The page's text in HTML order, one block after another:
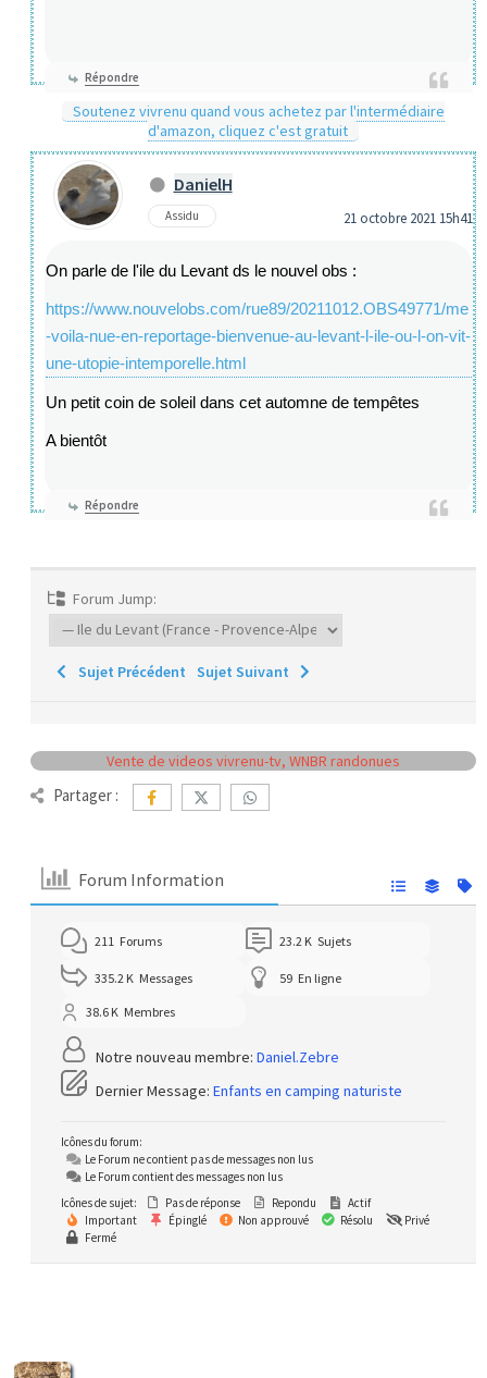
Répondre
Soutenez vivrenu quand vous achetez par l'intermédiaire
d'amazon, cliquez c'est gratuit
DanielH
Assidu 21 octobre 2021 15h41
On parle de l'ile du Levant ds le nouvel obs :
https://www.nouvelobs.com/rue89/20211012.OBS49771/me
-voila-nue-en-reportage-bienvenue-au-levant-l-ile-ou-l-on-vit-
une-utopie-intemporelle.html
Un petit coin de soleil dans cet automne de tempêtes
A bientôt
Répondre
Forum Jump:
Sujet Précédent Sujet Suivant
Vente de videos vivrenu-tv, WNBR randonues
Partager :
Forum Information
211 Forums 23.2 K Sujets
335.2 K Messages 59 En ligne
38.6 K Membres
Notre nouveau membre: Daniel.Zebre
Dernier Message: Enfants en camping naturiste
Icônes du forum:
Le Forum ne contient pas de messages non lus
Le Forum contient des messages non lus
Icônes de sujet:
Pas de réponse Repondu
Actif
Important
Épinglé Non approuvé Résolu
Privé
Fermé